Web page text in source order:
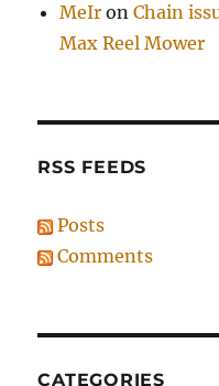
MeIr onChain
Max Reel Mower
RSS FEEDS
Posts
Comments
CATEGORIES